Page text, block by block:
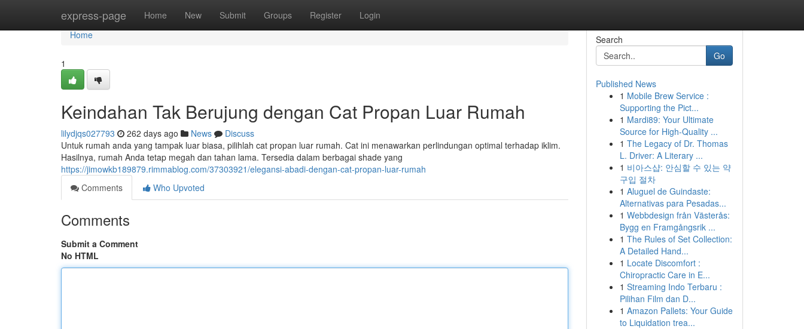
express-page Home New Submit Groups Register Login
Home
Home
1
Keindahan Tak Berujung dengan Cat Propan Luar Rumah
lilydjqs027793 262 days ago News
Discuss
Untuk rumah anda yang tampak luar biasa, pilihlah cat propan luar rumah. Cat ini menawarkan perlindungan optimal terhadap iklim.
Hasilnya, rumah Anda tetap megah dan tahan lama. Tersedia dalam berbagai shade yang
https://jimowkb189879.rimmablog.com/37303921/elegansi-abadi-dengan-cat-propan-luar-rumah
Comments
Who Upvoted
Comments
Submit a Comment
No HTML
Search
Go
Published News
1 Mobile Brew Service :
Supporting the Pict...
1 Mardi89: Your Ultimate
Source for High-Quality ...
1 The Legacy of Dr. Thomas
L. Driver: A Literary ...
1 비아스샵: 안심할 수 있는 약
구입 절차
1 Aluguel de Guindaste:
Alternativas para Pesadas...
1 Webbdesign från Västerås:
Bygg en Framgångsrik ...
1 The Rules of Set Collection:
A Detailed Hand...
1 Locate Discomfort :
Chiropractic Care in E...
1 Streaming Indo Terbaru :
Pilihan Film dan D...
1 Amazon Pallets: Your Guide
to Liquidation trea...